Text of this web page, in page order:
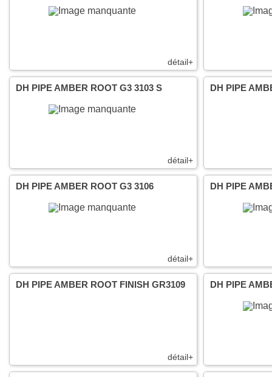
détail+
détail+
DH PIPE AMBER ROOT G3 3103 S DH PIPE
détail+
DH PIPE AMBER ROOT G3 3106 DH PIPE
détail+
DH PIPE AMBER ROOT FINISH GR3109 DH PIPE